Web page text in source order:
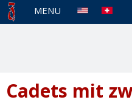
MENU
Cadets mit